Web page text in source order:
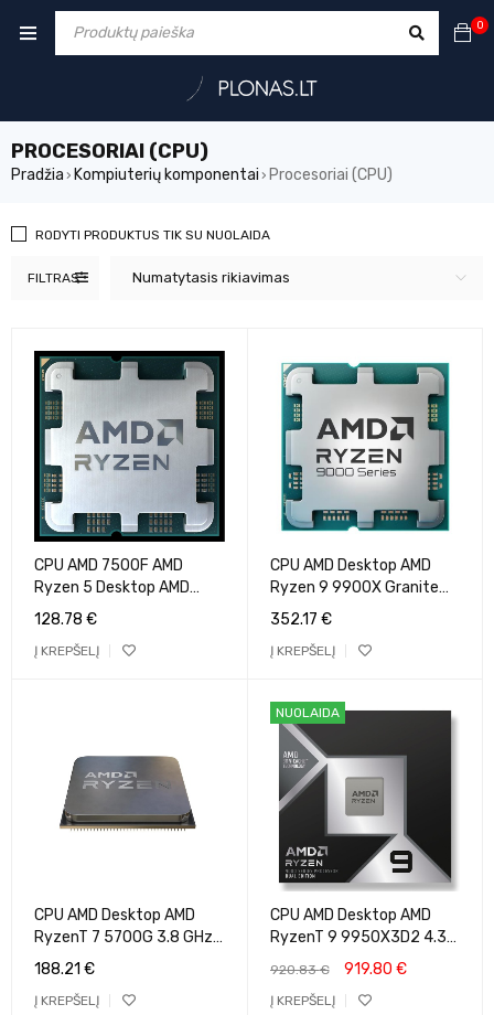
0
PROCESORIAI (CPU)
Pradžia › Kompiuterių komponentai › Procesoriai (CPU)
FILTRAS Numatytasis rikiavimas
RODYTI PRODUKTUS TIK SU NUOLAIDA
CPU AMD 7500F AMD
Ryzen 5 Desktop AMD
RyzenT 5 7500F 3.7 GHz
Socket Socket AM5 TDP
128.78 €
Į KREPŠELĮ
CPU AMD Desktop AMD
Ryzen 9 9900X Granite
Ridge AM5 4400 MHz
SAM5 120 Watts GPU
000000662
352.17 €
Į KREPŠELĮ
CPU AMD Desktop AMD
RyzenT 7 5700G 3.8 GHz
8xCores Cache 16 MB
65 W GPU Yes Tray 100-
188.21 €
Į KREPŠELĮ
NUOLAIDA
CPU AMD Desktop AMD
RyzenT 9 9950X3D2 4.3
GHz 16xCores Cache 192
TDP 200 W GPU Yes Box
920.83€ 919.80 €
Į KREPŠELĮ